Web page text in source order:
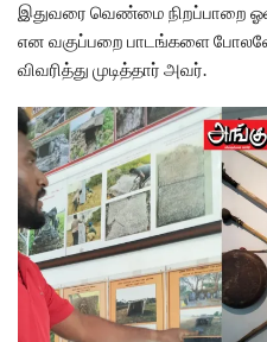
இதுவரை வெண்மை நிறப்பாறை
என வகுப்பறை பாடங்களை
விவரித்து முடித்தார் அவர்.